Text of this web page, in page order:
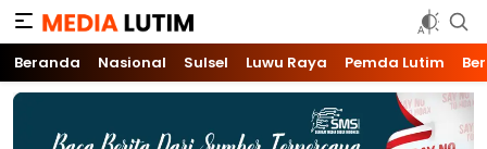
Media Lutim
Info untuk Lutim
Beranda Nasional Sulsel Luwu Raya Pemda Lutim